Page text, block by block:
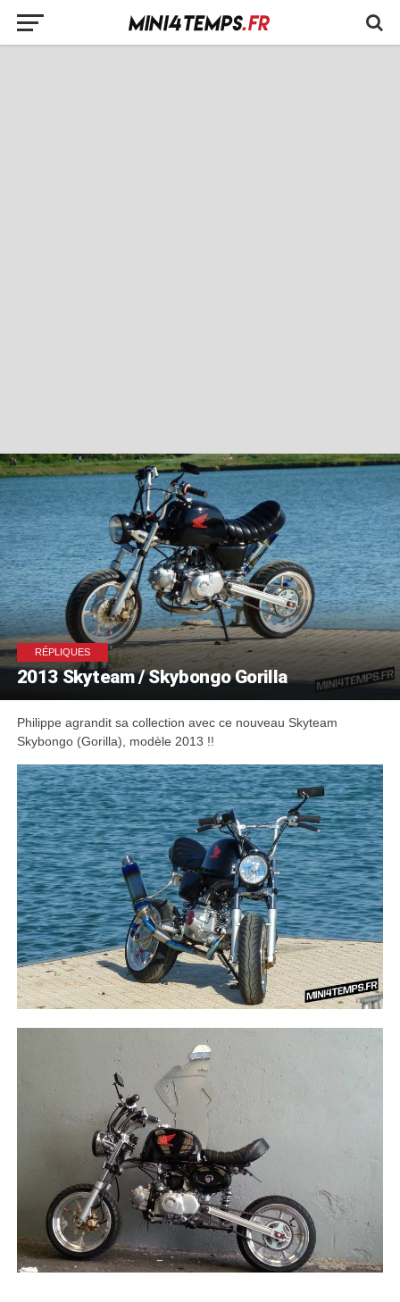
RÉPLIQUES
2013 Skyteam / Skybongo Gorilla
Philippe agrandit sa collection avec ce nouveau Skyteam
Skybongo (Gorilla), modèle 2013 !!